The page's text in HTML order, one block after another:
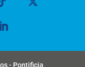
- Pontificia